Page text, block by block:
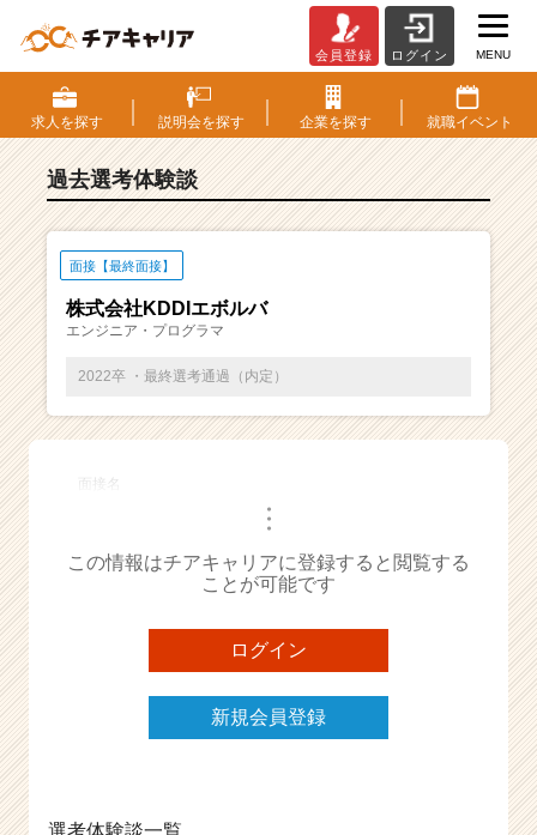
S・
選
考
験
ベ
ン
チ
ー・
成
ら
ス
ト
が
届
く
会員登録 ログイン MENU
求人を探す 説明会を探す 企業を探す 就職イベント
過去選考体験談
面接【最終面接】
株式会社KDDIエボルバ
エンジニア・プログラマ
2022卒 ・最終選考通過（内定）
面接名
・・・
この情報はチアキャリアに登録すると閲覧する
ことが可能です
ログイン
新規会員登録
選考体験談一覧